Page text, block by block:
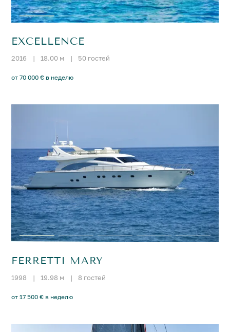
EXCELLENCE
2016 | 18.00 м | 50 гостей
от 70 000 € в неделю
FERRETTI MARY
1998 | 19.98 м | 8 гостей
от 17 500 € в неделю